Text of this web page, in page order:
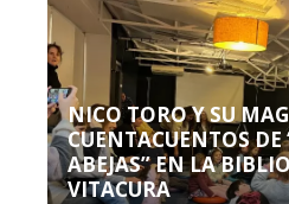
NICO TORO Y SU
CUENTACUENTOS
ABEJAS” EN LA
VITACURA